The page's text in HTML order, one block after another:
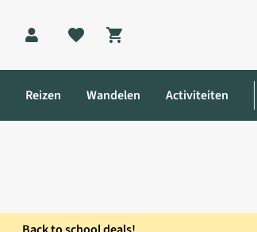
Shopping cart
Reizen Wandelen Activiteiten